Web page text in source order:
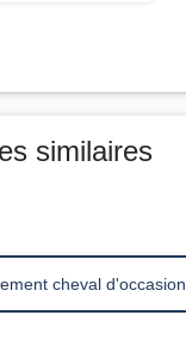
similaires
cheval d'occasion